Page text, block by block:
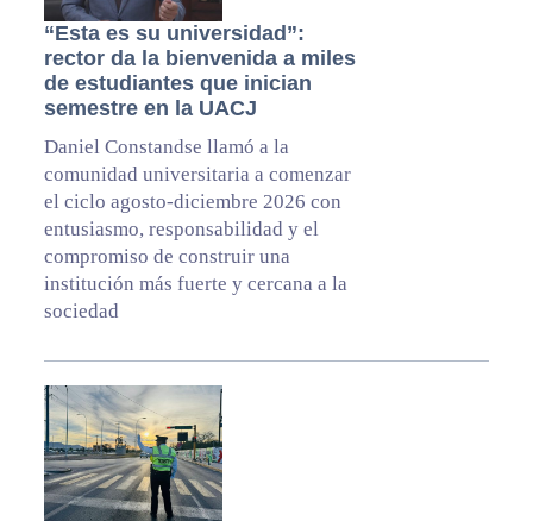
“Esta es su universidad”:
rector da la bienvenida a miles
de estudiantes que inician
semestre en la UACJ
Daniel Constandse llamó a la
comunidad universitaria a comenzar
el ciclo agosto-diciembre 2026 con
entusiasmo, responsabilidad y el
compromiso de construir una
institución más fuerte y cercana a la
sociedad